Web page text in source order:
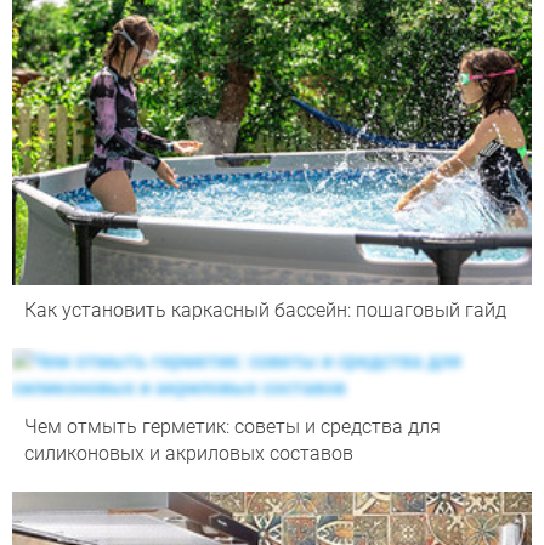
Как установить каркасный бассейн: пошаговый гайд
Чем отмыть герметик: советы и средства для
силиконовых и акриловых составов